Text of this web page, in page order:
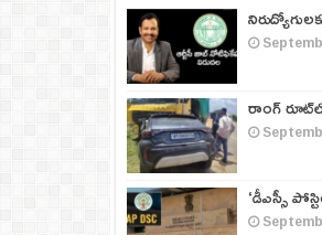
రాంగ్ రూట్‌లో
‘డీఎస్సీ